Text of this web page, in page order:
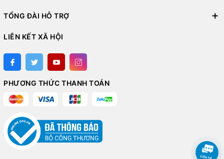
TỔNG ĐÀI HỖ TRỢ
LIÊN KẾT XÃ HỘI
PHƯƠNG THỨC THANH TOÁN